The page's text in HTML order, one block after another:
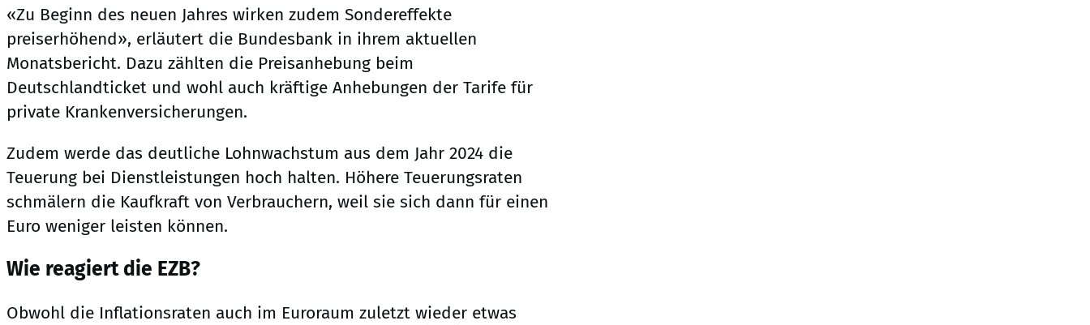
«Zu Beginn des neuen Jahres wirken zudem Sondereffekte
preiserhöhend», erläutert die Bundesbank in ihrem aktuellen
Monatsbericht. Dazu zählten die Preisanhebung beim
Deutschlandticket und wohl auch kräftige Anhebungen der Tarife für
private Krankenversicherungen.
Zudem werde das deutliche Lohnwachstum aus dem Jahr 2024 die
Teuerung bei Dienstleistungen hoch halten. Höhere Teuerungsraten
schmälern die Kaufkraft von Verbrauchern, weil sie sich dann für einen
Euro weniger leisten können.
Wie reagiert die EZB?
Obwohl die Inflationsraten auch im Euroraum zuletzt wieder etwas